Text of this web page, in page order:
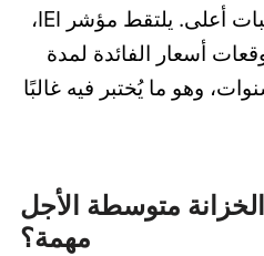
الأجل، مثل TLT، على تقلبات أعلى. يلتقط مؤشر IEI،
أسعار الفائدة لمدة
وهو ما يُختبر فيه غالبًا
متوسطة الأجل
مهمة؟